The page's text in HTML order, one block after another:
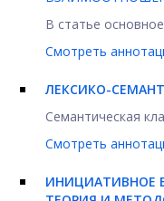
В статье
Смотреть
ЛЕКСИКО-
Семантическая
Смотреть
ИНИЦИАТИВНОЕ